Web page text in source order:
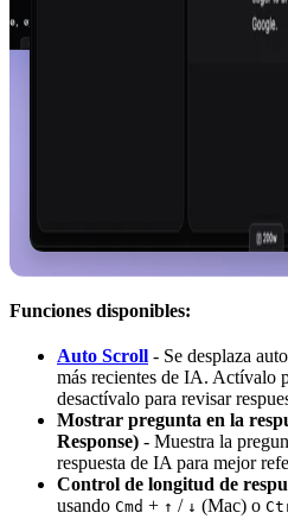
Funciones disponibles:
Auto Scroll - Se desplaza
más recientes de IA. Actívalo
desactívalo para revisar
Mostrar pregunta en la
Response) - Muestra la
respuesta de IA para mejor
Control de longitud de
usando Cmd + ↑ / ↓ (Mac) o